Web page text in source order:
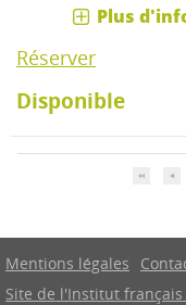
Plus
Réserver
Disponible
Mentions légales
Site de l'Institut français